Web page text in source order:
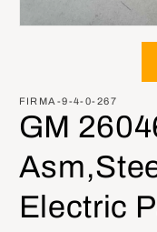
FIRMA-9-4-0-267
GM
Electric